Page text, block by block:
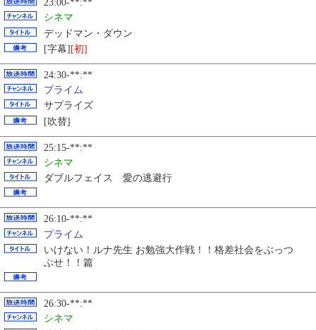
23:00-**:**
シネマ
デッドマン・ダウン
[字幕] [初]
24:30-**:**
プライム
サプライズ
[吹替]
25:15-**:**
シネマ
ダブルフェイス 愛の逃避行
26:10-**:**
プライム
いけない！ルナ先生 お勉強大作戦！！格差社会をぶっつ
ぶせ！！篇
26:30-**:**
シネマ